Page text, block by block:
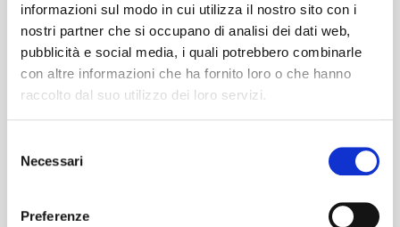
informazioni sul modo in cui utilizza il nostro sito con i
nostri partner che si occupano di analisi dei dati web,
pubblicità e social media, i quali potrebbero combinarle
con altre informazioni che ha fornito loro o che hanno
raccolto dal suo utilizzo dei loro servizi.
delNecessari
Preferenze
carriera solista [...]
Immagini